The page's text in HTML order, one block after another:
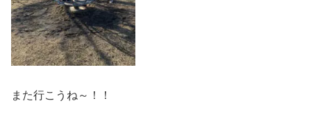
また行こうね～！！